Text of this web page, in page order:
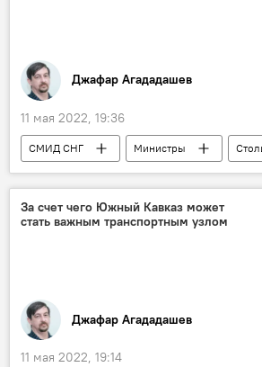
Джафар Агададашев
11 мая 2022, 19:36
СМИД СНГ Министры
Политика
За счет чего Южный Кавказ может
стать важным транспортным узлом
Джафар Агададашев
11 мая 2022, 19:14